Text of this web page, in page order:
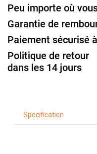
Peu importe où
Garantie de
Paiement sécurisé
Politique de retour
dans les 14 jours
Specification